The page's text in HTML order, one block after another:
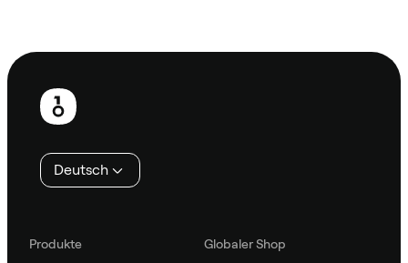
Fußzeile
Deutsch
Produkte
Globaler Shop